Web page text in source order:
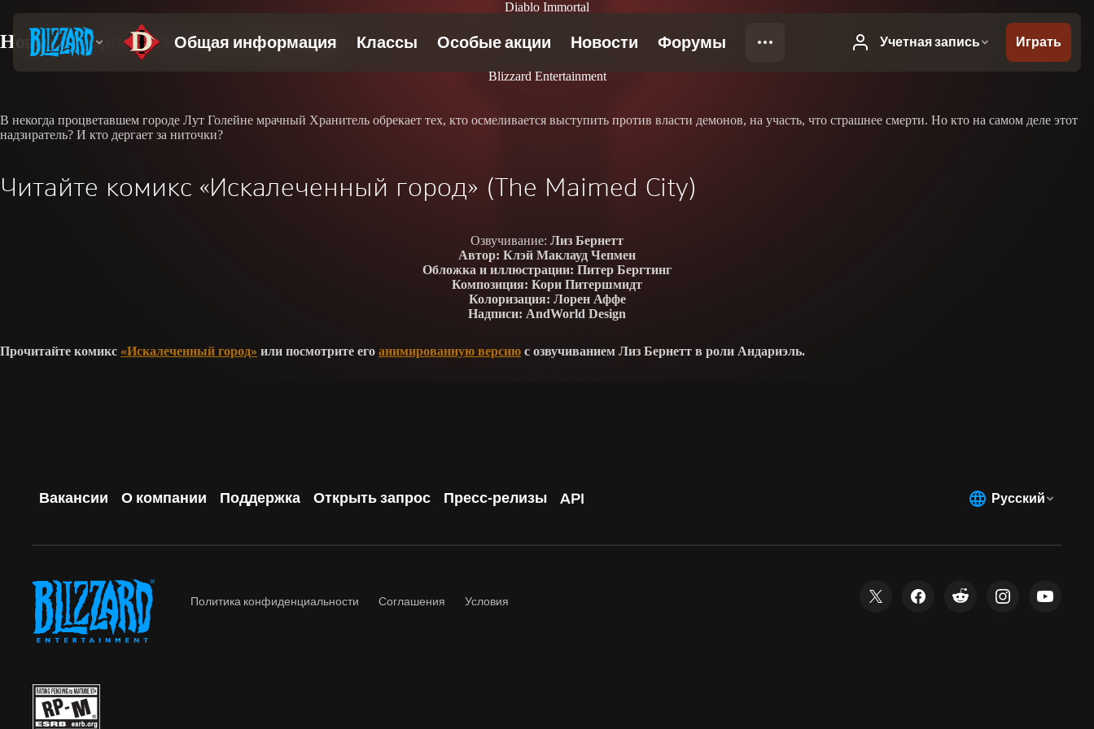
Diablo Immortal
Новая история: «Искалеченный город»
Blizzard Entertainment
В некогда процветавшем городе Лут Голейне мрачный Хранитель обрекает тех, кто осмеливается выступить против власти демонов, на участь, что страшнее смерти. Но кто на самом деле этот
надзиратель? И кто дергает за ниточки?
Читайте комикс «Искалеченный город» (The Maimed City)
Озвучивание: Лиз Бернетт
Автор: Клэй Маклауд Чепмен
Обложка и иллюстрации: Питер Бергтинг
Композиция: Кори Питершмидт
Колоризация: Лорен Аффе
Надписи: AndWorld Design
Прочитайте комикс «Искалеченный город» или посмотрите его анимированную версию с озвучиванием Лиз Бернетт в роли Андариэль.